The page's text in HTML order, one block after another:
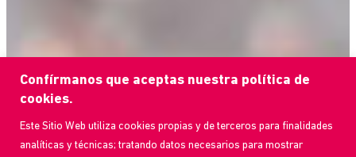
Confírmanos que aceptas nuestra política de
cookies.
Este Sitio Web utiliza cookies propias y de terceros para finalidades
analíticas y técnicas; tratando datos necesarios para mostrar